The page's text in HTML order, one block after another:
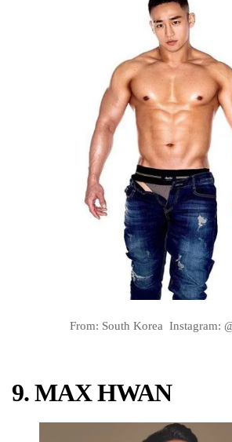
From: South Korea Instagram:
9. MAX HWAN